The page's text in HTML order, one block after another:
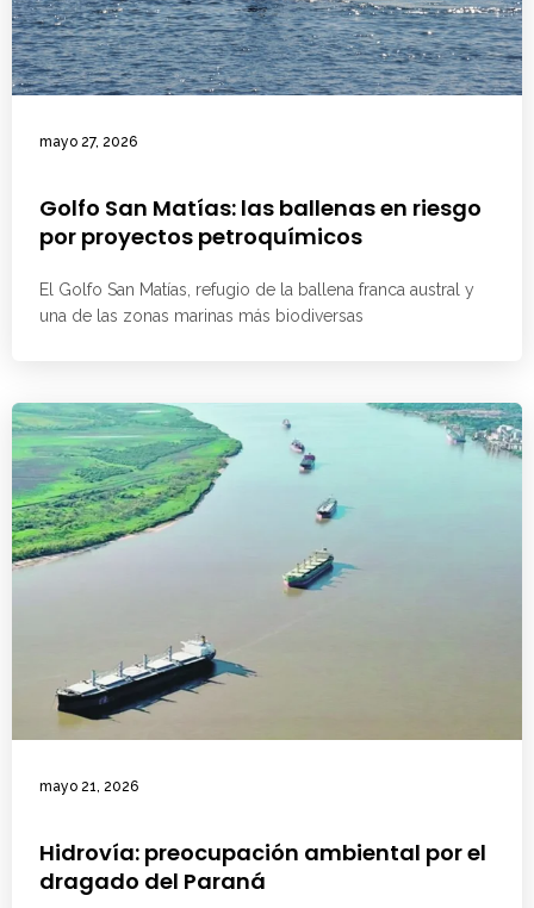
mayo 27, 2026
Golfo San Matías: las ballenas en riesgo
por proyectos petroquímicos
El Golfo San Matías, refugio de la ballena franca austral y
una de las zonas marinas más biodiversas
mayo 21, 2026
Hidrovía: preocupación ambiental por el
dragado del Paraná